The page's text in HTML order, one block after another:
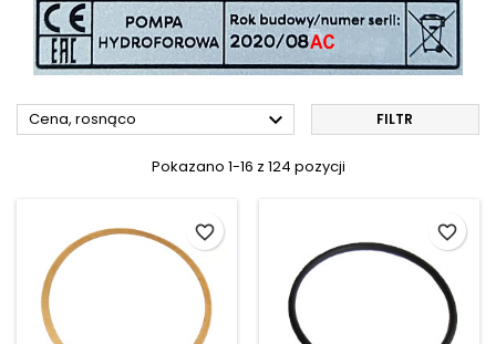
Cena, rosnąco  FILTR
Pokazano 1-16 z 124 pozycji
favorite_border favorite_border